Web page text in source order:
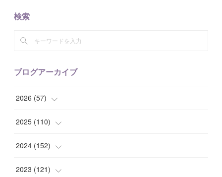
検索
ブログアーカイブ
2026 (57)
( 1)
(10)
(9)
2025 (110)
(10)
(7)
2024 (152)
(14)
2023 (121)